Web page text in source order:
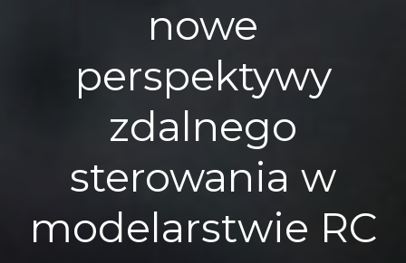
nowe
perspektywy
zdalnego
sterowania w
modelarstwie RC